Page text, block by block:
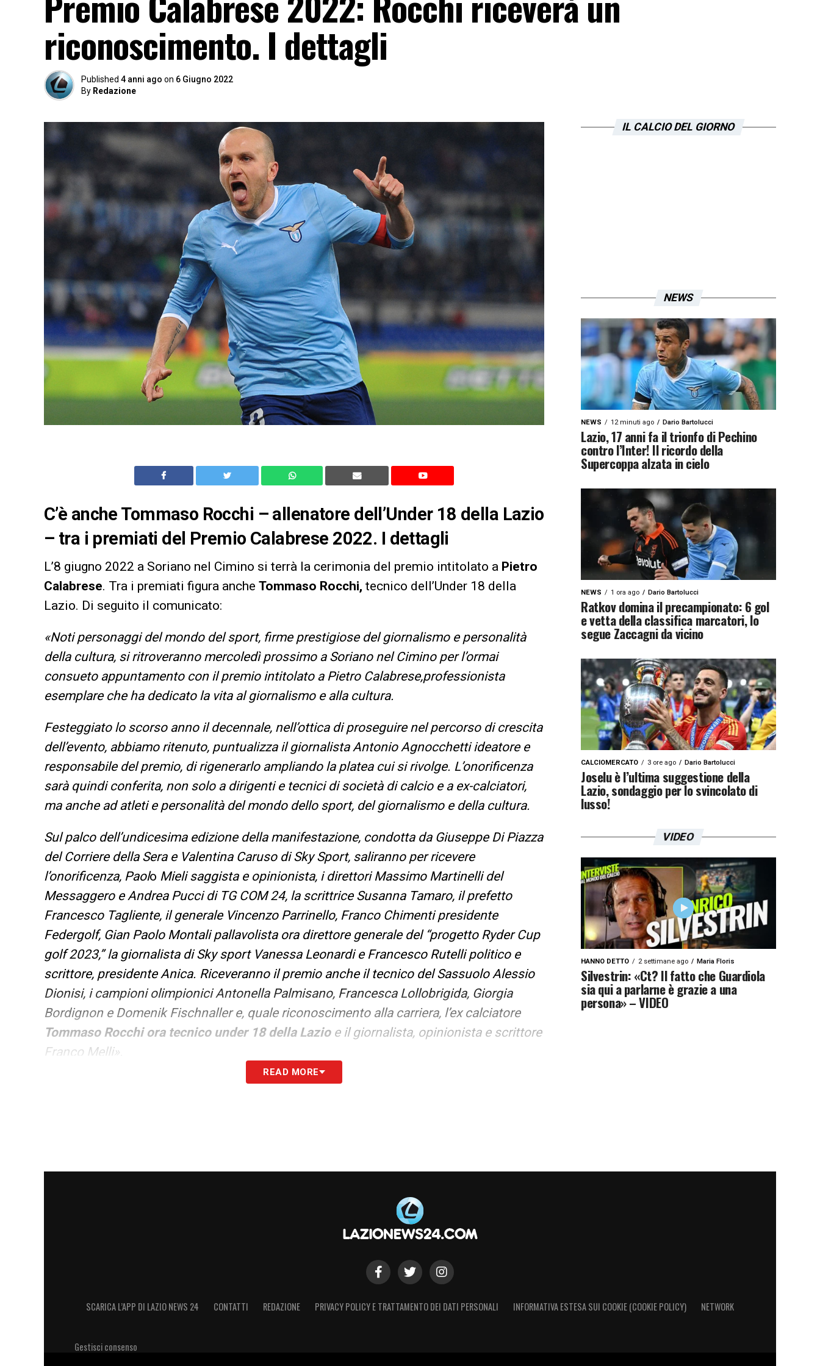
riconoscimento. I dettagli
Published 4 anni ago on 6 Giugno 2022
By Redazione
C’è anche Tommaso Rocchi – allenatore dell’Under 18 della Lazio
– tra i premiati del Premio Calabrese 2022. I dettagli
L’8 giugno 2022 a Soriano nel Cimino si terrà la cerimonia del premio intitolato a Pietro
Calabrese. Tra i premiati figura anche Tommaso Rocchi, tecnico dell’Under 18 della
Lazio. Di seguito il comunicato:
«Noti personaggi del mondo del sport, firme prestigiose del giornalismo e personalità
della cultura, si ritroveranno mercoledì prossimo a Soriano nel Cimino per l’ormai
consueto appuntamento con il premio intitolato a Pietro Calabrese,professionista
esemplare che ha dedicato la vita al giornalismo e alla cultura.
Festeggiato lo scorso anno il decennale, nell’ottica di proseguire nel percorso di crescita
dell’evento, abbiamo ritenuto, puntualizza il giornalista Antonio Agnocchetti ideatore e
responsabile del premio, di rigenerarlo ampliando la platea cui si rivolge. L’onorificenza
sarà quindi conferita, non solo a dirigenti e tecnici di società di calcio e a ex-calciatori,
ma anche ad atleti e personalità del mondo dello sport, del giornalismo e della cultura.
Sul palco dell’undicesima edizione della manifestazione, condotta da Giuseppe Di Piazza
del Corriere della Sera e Valentina Caruso di Sky Sport, saliranno per ricevere
l’onorificenza, Paolo Mieli saggista e opinionista, i direttori Massimo Martinelli del
Messaggero e Andrea Pucci di TG COM 24, la scrittrice Susanna Tamaro, il prefetto
Francesco Tagliente, il generale Vincenzo Parrinello, Franco Chimenti presidente
Federgolf, Gian Paolo Montali pallavolista ora direttore generale del “progetto Ryder Cup
golf 2023,” la giornalista di Sky sport Vanessa Leonardi e Francesco Rutelli politico e
scrittore, presidente Anica. Riceveranno il premio anche il tecnico del Sassuolo Alessio
Dionisi, i campioni olimpionici Antonella Palmisano, Francesca Lollobrigida, Giorgia
Bordignon e Domenik Fischnaller e, quale riconoscimento alla carriera, l’ex calciatore
Tommaso Rocchi ora tecnico under 18 della Lazioe il giornalista, opinionista e scrittore
Franco Melli».
READ MORE
IL CALCIO DEL GIORNO
NEWS
NEWS 12 minuti ago Dario Bartolucci
Lazio, 17 anni fa il trionfo di Pechino
contro l’Inter! Il ricordo della
Supercoppa alzata in cielo
NEWS 1 ora ago Dario Bartolucci
Ratkov domina il precampionato: 6 gol
e vetta della classifica marcatori, lo
segue Zaccagni da vicino
CALCIOMERCATO 3 ore ago Dario Bartolucci
Joselu è l’ultima suggestione della
Lazio, sondaggio per lo svincolato di
lusso!
VIDEO
HANNO DETTO 2 settimane ago Maria Floris
Silvestrin: «Ct? Il fatto che Guardiola
sia qui a parlarne è grazie a una
persona» – VIDEO
SCARICA L’APP DI LAZIO NEWS 24 CONTATTI REDAZIONE PRIVACY POLICY E TRATTAMENTO DEI DATI PERSONALI INFORMATIVA ESTESA SUI COOKIE (COOKIE POLICY) NETWORK
Gestisci consenso